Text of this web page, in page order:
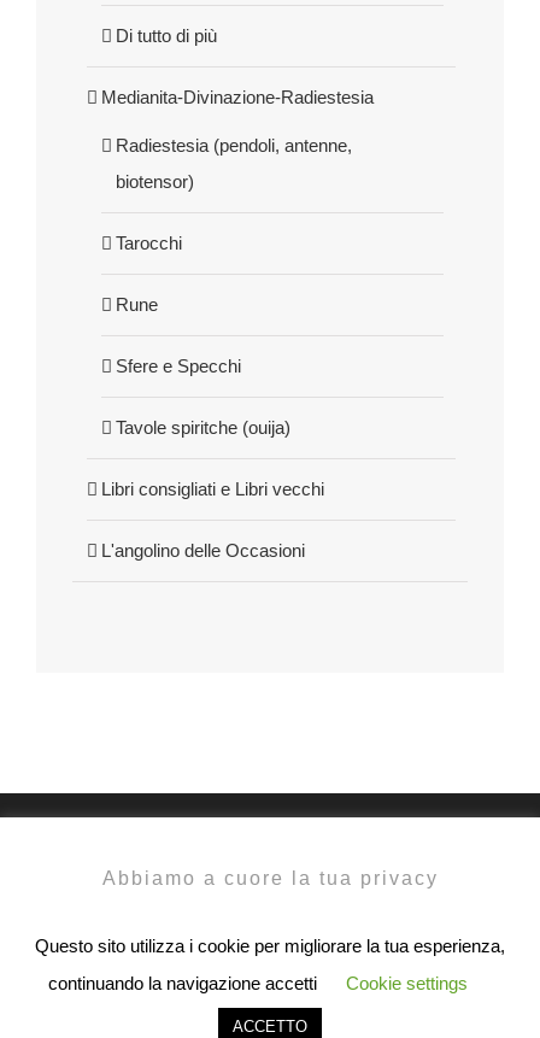
Di tutto di più
Medianita-Divinazione-Radiestesia
Radiestesia (pendoli, antenne,
biotensor)
Tarocchi
Rune
Sfere e Specchi
Tavole spiritche (ouija)
Libri consigliati e Libri vecchi
L'angolino delle Occasioni
Abbiamo a cuore la tua privacy
Questo sito utilizza i cookie per migliorare la tua esperienza,
continuando la navigazione accetti
Cookie settings
ACCETTO